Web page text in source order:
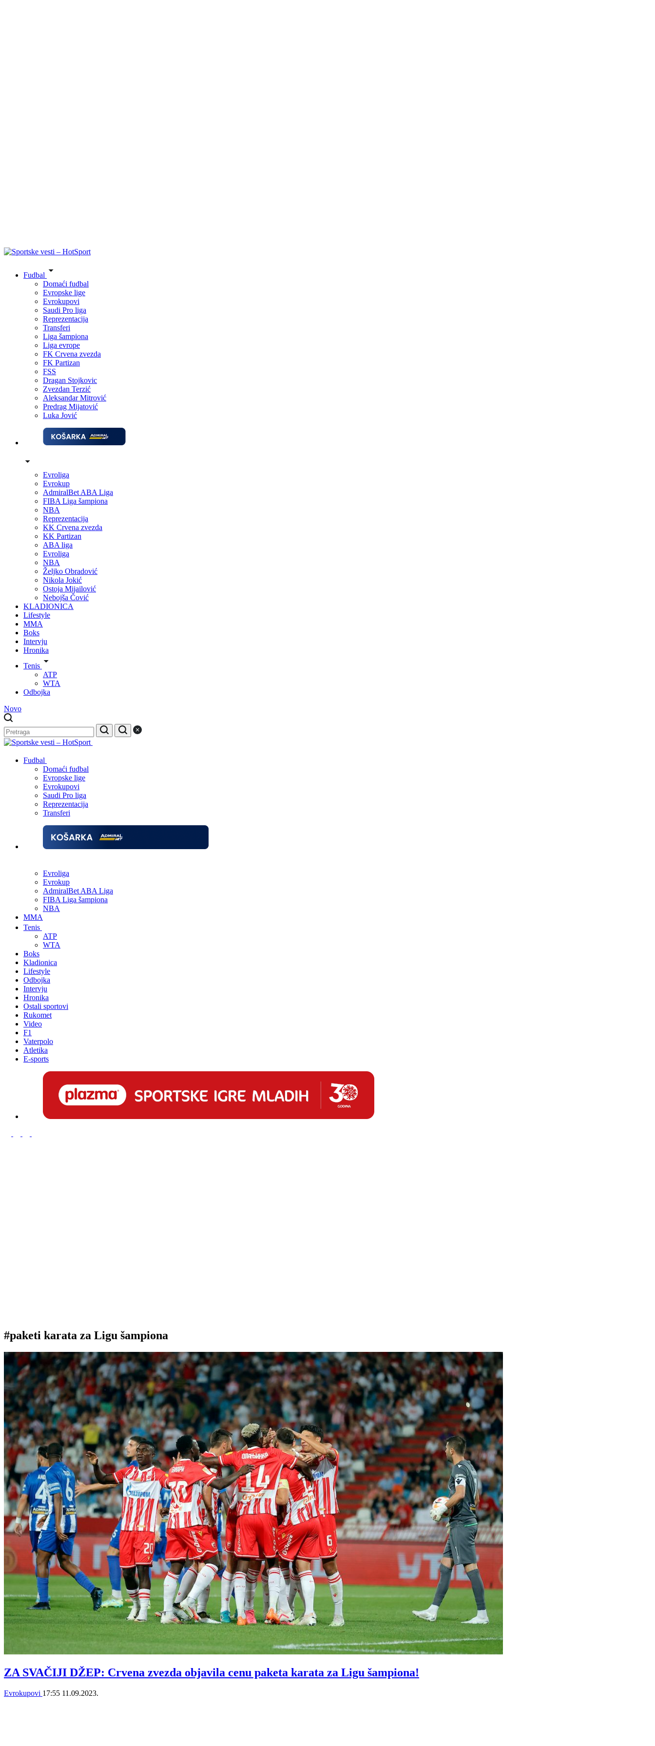
Fudbal
Domaći fudbal
Evropske lige
Evrokupovi
Saudi Pro liga
Reprezentacija
Transferi
Liga šampiona
Liga evrope
FK Crvena zvezda
FK Partizan
FSS
Dragan Stojkovic
Zvezdan Terzić
Aleksandar Mitrović
Predrag Mijatović
Luka Jović
Evroliga
Evrokup
AdmiralBet ABA Liga
FIBA Liga šampiona
NBA
Reprezentacija
KK Crvena zvezda
KK Partizan
ABA liga
Evroliga
NBA
Željko Obradović
Nikola Jokić
Ostoja Mijailović
Nebojša Čović
KLADIONICA
Lifestyle
MMA
Boks
Intervju
Hronika
Tenis
ATP
WTA
Odbojka
Novo
Fudbal
Domaći fudbal
Evropske lige
Evrokupovi
Saudi Pro liga
Reprezentacija
Transferi
Evroliga
Evrokup
AdmiralBet ABA Liga
FIBA Liga šampiona
NBA
MMA
Tenis
ATP
WTA
Boks
Kladionica
Lifestyle
Odbojka
Intervju
Hronika
Ostali sportovi
Rukomet
Video
F1
Vaterpolo
Atletika
E-sports
#paketi karata za Ligu šampiona
ZA SVAČIJI DŽEP: Crvena zvezda objavila cenu paketa karata za Ligu šampiona!
Evrokupovi 17:55 11.09.2023.